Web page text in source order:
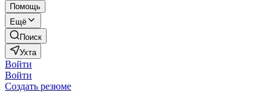
Помощь
Ещё
Поиск
Ухта
Войти
Войти
Создать резюме